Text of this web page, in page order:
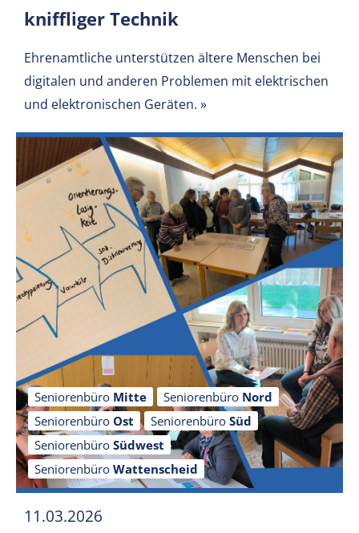
kniffliger Technik
Ehrenamtliche unterstützen ältere Menschen bei
digitalen und anderen Problemen mit elektrischen
und elektronischen Geräten. »
Seniorenbüro Mitte Seniorenbüro Nord
Seniorenbüro Ost Seniorenbüro Süd
Seniorenbüro Südwest
Seniorenbüro Wattenscheid
11.03.2026